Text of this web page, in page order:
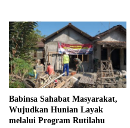
ROYONG DAN
KEMANUNGGALAN TNI-
RAKYAT
Babinsa Sahabat Masyarakat,
Wujudkan Hunian Layak
melalui Program Rutilahu